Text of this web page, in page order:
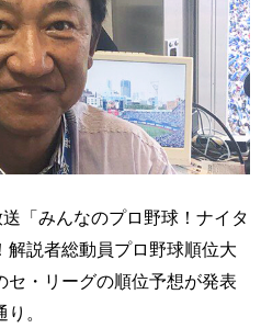
「みんなのプロ野球！ナイタ
説者総動員プロ野球順位大
・リーグの順位予想が発表
。